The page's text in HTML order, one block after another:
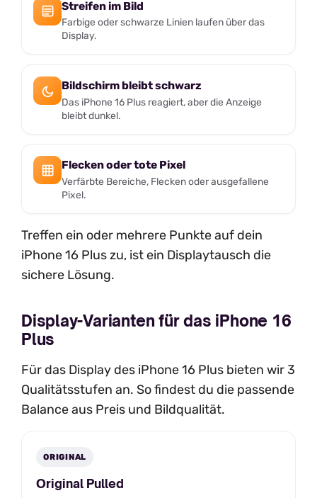
Streifen im Bild
Farbige oder schwarze Linien laufen über das
Display.
Bildschirm bleibt schwarz
Das iPhone 16 Plus reagiert, aber die Anzeige
bleibt dunkel.
Flecken oder tote Pixel
Verfärbte Bereiche, Flecken oder ausgefallene
Pixel.
Treffen ein oder mehrere Punkte auf dein
iPhone 16 Plus zu, ist ein Displaytausch die
sichere Lösung.
Display-Varianten für das iPhone 16
Plus
Für das Display des iPhone 16 Plus bieten wir 3
Qualitätsstufen an. So findest du die passende
Balance aus Preis und Bildqualität.
ORIGINAL
Original Pulled